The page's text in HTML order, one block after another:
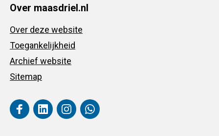
Over maasdriel.nl
Over deze website
Toegankelijkheid
Archief website
Sitemap